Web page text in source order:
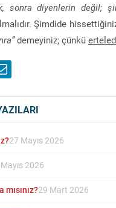
sonra diyenlerin değil;
Şimdide
demeyiniz; çünkü
27 Mayıs 2026
2026
29 Mart 2026